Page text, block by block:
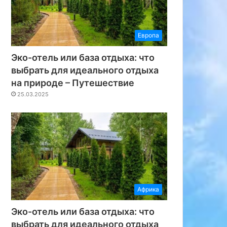
Европа
Эко-отель или база отдыха: что
выбрать для идеального отдыха
на природе – Путешествие
25.03.2025
Африка
Эко-отель или база отдыха: что
выбрать для идеального отдыха